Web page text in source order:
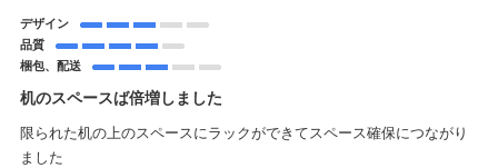
デザイン
品質
梱包、配送
机のスペースば倍増しました
限られた机の上のスペースにラックができてスペース確保につながり
ました